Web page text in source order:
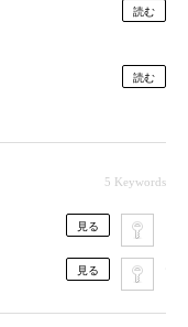
読む
読む
5 Keywords
見る
見る